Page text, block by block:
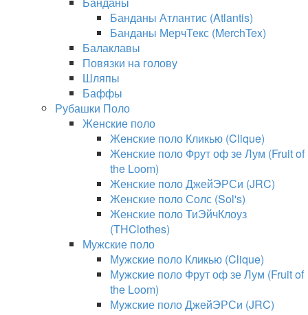
Банданы Атлантис (Atlantis)
Банданы МерчТекс (MerchTex)
Балаклавы
Повязки на голову
Шляпы
Баффы
Рубашки Поло
Женские поло
Женские поло Кликью (Clique)
Женские поло Фрут оф зе Лум (Fruit of
the Loom)
Женские поло ДжейЭРСи (JRC)
Женские поло Солс (Sol's)
Женские поло ТиЭйчКлоуз
(THClothes)
Мужские поло
Мужские поло Кликью (Clique)
Мужские поло Фрут оф зе Лум (Fruit of
the Loom)
Мужские поло ДжейЭРСи (JRC)